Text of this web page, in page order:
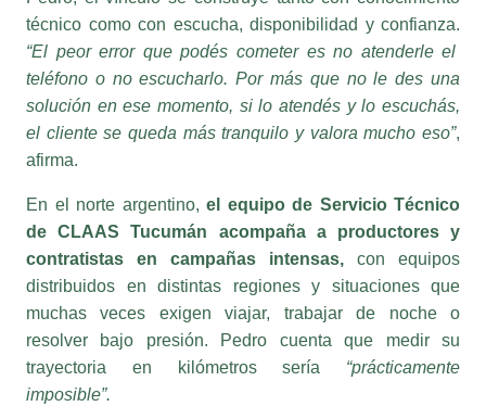
“El peor error que podés cometer es no atenderle el
teléfono o no escucharlo. Por más que no le des una
solución en ese momento, si lo atendés y lo escuchás,
el cliente se queda más tranquilo y valora mucho eso”
afirma.
En el norte argentino,
de CLAAS Tucumán acompaña a productores y
contratistas en campañas intensas,con equipos
distribuidos en distintas regiones y situaciones que
muchas veces exigen viajar, trabajar de noche o
resolver bajo presión. Pedro cuenta que medir su
trayectoria en kilómetros sería“prácticamente
imposible”.
El oficio, dice, exige una combinación poco común de